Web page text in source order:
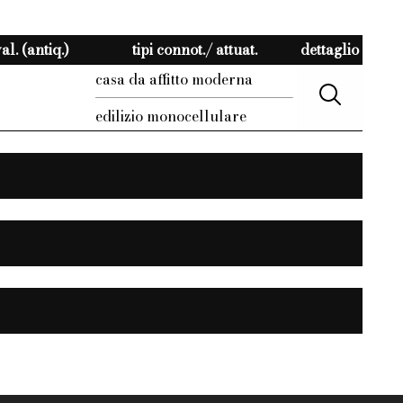
(antiq.) tipi connot./ attuat.
dettaglio
casa da affitto moderna
edilizio monocellulare